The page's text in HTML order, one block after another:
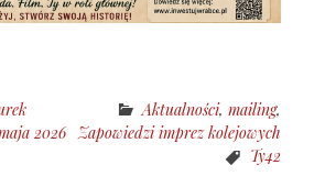
2026
Aktualności, mailing,
Zapowiedzi imprez kolejowych
Ty42